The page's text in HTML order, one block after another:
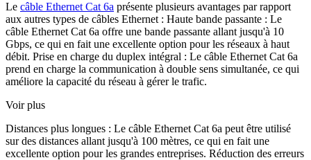
Le câble Ethernet Cat 6a présente plusieurs avantages par rapport
aux autres types de câbles Ethernet : Haute bande passante : Le
câble Ethernet Cat 6a offre une bande passante allant jusqu'à 10
Gbps, ce qui en fait une excellente option pour les réseaux à haut
débit. Prise en charge du duplex intégral : Le câble Ethernet Cat 6a
prend en charge la communication à double sens simultanée, ce qui
améliore la capacité du réseau à gérer le trafic.
Voir plus
Distances plus longues : Le câble Ethernet Cat 6a peut être utilisé
sur des distances allant jusqu'à 100 mètres, ce qui en fait une
excellente option pour les grandes entreprises. Réduction des erreurs